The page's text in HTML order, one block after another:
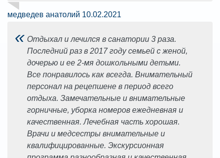
медведев анатолий 10.02.2021
« Отдыхал и лечился в санатории 3 раза.
Последний раз в 2017 году семьей с женой,
дочерью и ее 2-мя дошкольными детьми.
Все понравилось как всегда. Внимательный
персонал на рецепшене в период всего
отдыха. Замечательные и внимательные
горничные, уборка номеров ежедневная и
качественная. Лечебная часть хорошая.
Врачи и медсестры внимательные и
квалифицированные. Экскурсионная